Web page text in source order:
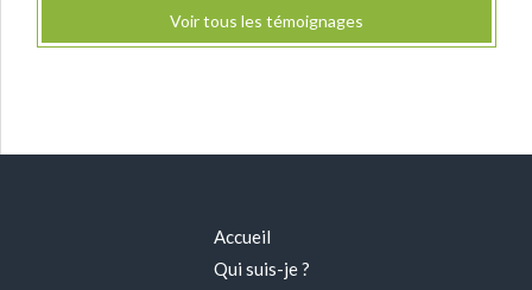
Voir tous les témoignages
Accueil
Qui suis-je ?